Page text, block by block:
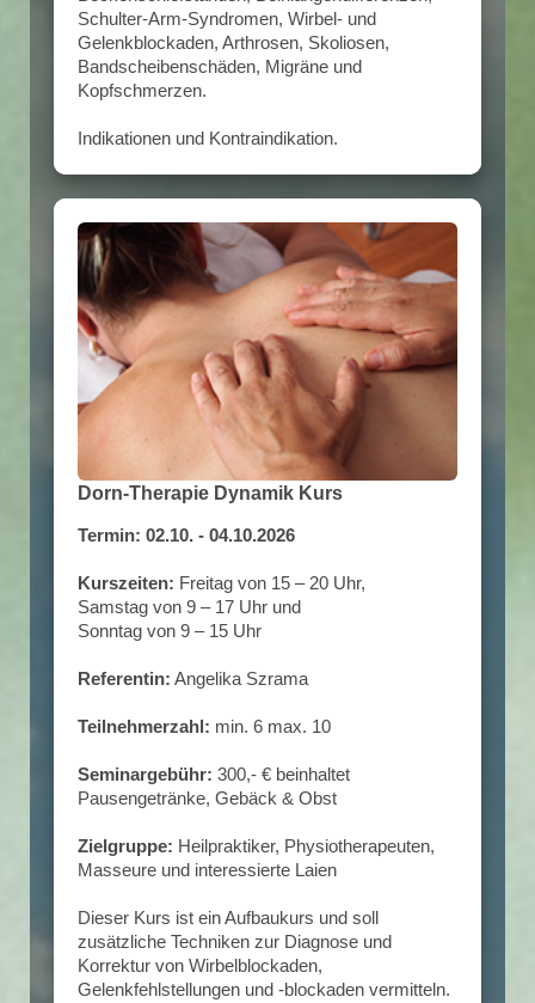
Schulter-Arm-Syndromen, Wirbel- und
Gelenkblockaden, Arthrosen, Skoliosen,
Bandscheibenschäden, Migräne und
Kopfschmerzen.
Indikationen und Kontraindikation.
Dorn-Therapie Dynamik Kurs
Termin: 02.10. - 04.10.2026
Kurszeiten: Freitag von 15 – 20 Uhr,
Samstag von 9 – 17 Uhr und
Sonntag von 9 – 15 Uhr
Referentin: Angelika Szrama
Teilnehmerzahl: min. 6 max. 10
Seminargebühr: 300,- € beinhaltet
Pausengetränke, Gebäck & Obst
Zielgruppe: Heilpraktiker, Physiotherapeuten,
Masseure und interessierte Laien
Dieser Kurs ist ein Aufbaukurs und soll
zusätzliche Techniken zur Diagnose und
Korrektur von Wirbelblockaden,
Gelenkfehlstellungen und -blockaden vermitteln.